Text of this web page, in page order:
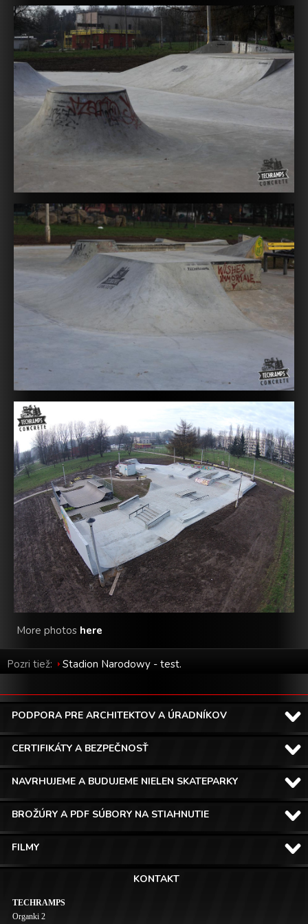
More photos here
Pozri tiež: Stadion Narodowy - test.
PODPORA PRE ARCHITEKTOV A ÚRADNÍKOV
CERTIFIKÁTY A BEZPEČNOSŤ
NAVRHUJEME A BUDUJEME NIELEN SKATEPARKY
BROŽÚRY A PDF SÚBORY NA STIAHNUTIE
FILMY
KONTAKT
TECHRAMPS
Organki 2